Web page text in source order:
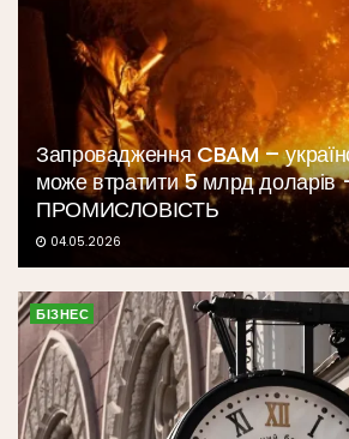
Запровадження CBAM –
може втратити 5 млрд доларів
ПРОМИСЛОВІСТЬ
04.05.2026
БІЗНЕС